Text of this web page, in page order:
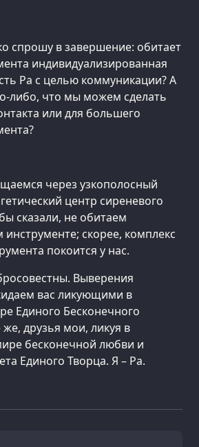
спрошу в завершение: обитает
индивидуализированная
Ра с целью коммуникации? А
либо, что мы можем сделать
или для большего
через узкополосный
центр сиреневого
сказали, не обитаем
скорее, комплекс
покоится у нас.
Выверения
вас ликующими в
Единого Бесконечного
друзья мои, ликуя в
бесконечной любви и
Единого Творца. Я – Ра.